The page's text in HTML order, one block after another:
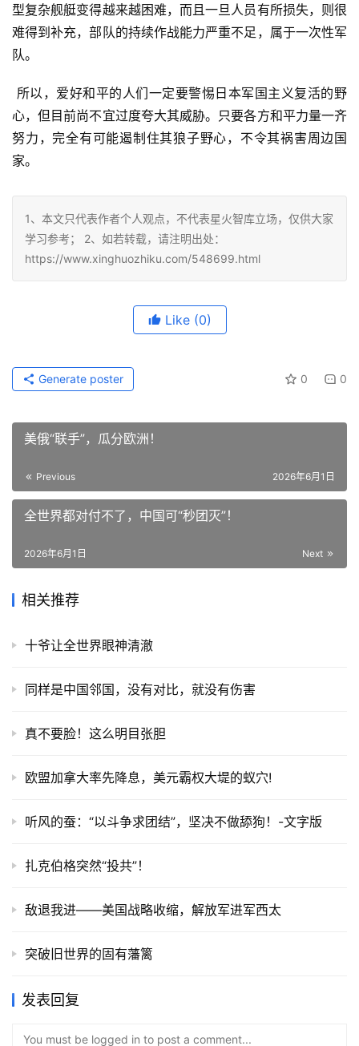
型复杂舰艇变得越来越困难，而且一旦人员有所损失，则很
难得到补充，部队的持续作战能力严重不足，属于一次性军
队。
所以，爱好和平的人们一定要警惕日本军国主义复活的野
心，但目前尚不宜过度夸大其威胁。只要各方和平力量一齐
努力，完全有可能遏制住其狼子野心，不令其祸害周边国
家。
1、本文只代表作者个人观点，不代表星火智库立场，仅供大家
学习参考； 2、如若转载，请注明出处：
https://www.xinghuozhiku.com/548699.html
Like (0)
0 0
Generate poster
美俄“联手”，瓜分欧洲！
Previous 2026年6月1日
全世界都对付不了，中国可“秒团灭”！
Next
2026年6月1日
相关推荐
十爷让全世界眼神清澈
同样是中国邻国，没有对比，就没有伤害
真不要脸！这么明目张胆
欧盟加拿大率先降息，美元霸权大堤的蚁穴!
听风的蚕：“以斗争求团结”，坚决不做舔狗！-文字版
扎克伯格突然“投共”！
敌退我进——美国战略收缩，解放军进军西太
突破旧世界的固有藩篱
发表回复
You must be logged in to post a comment...